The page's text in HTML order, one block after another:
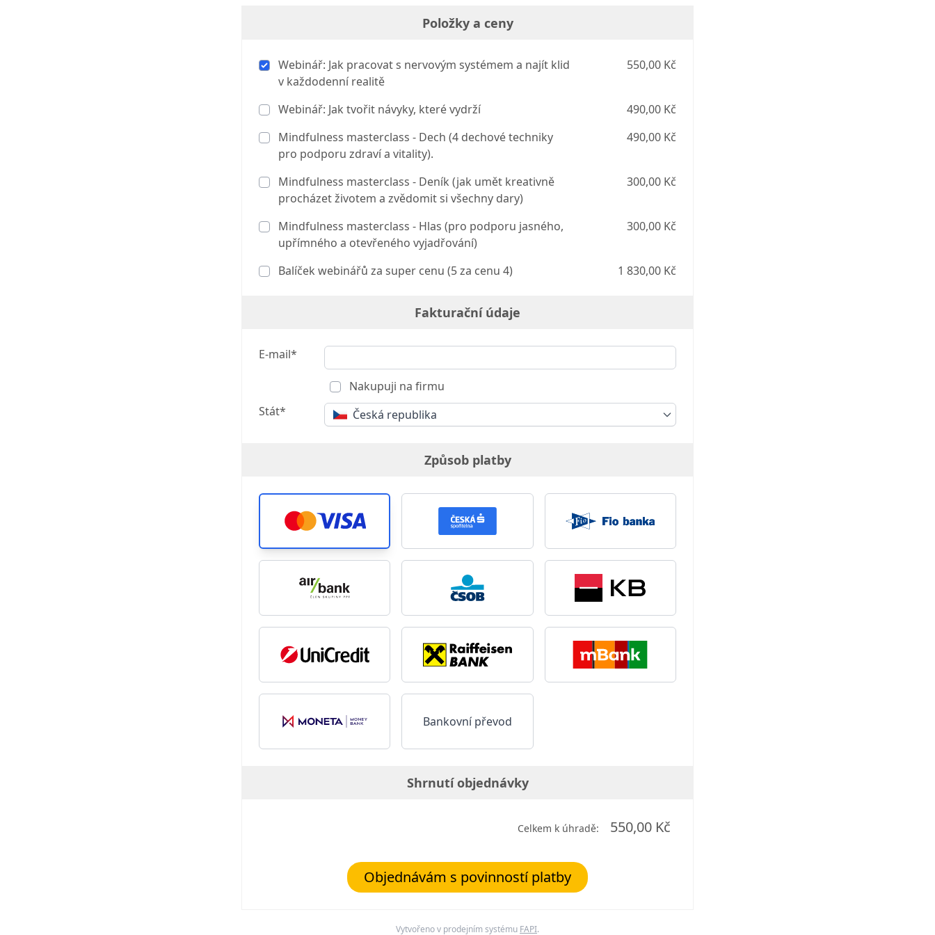
Položky a ceny
Webinář: Jak pracovat s nervovým systémem a najít klid
v každodenní realitě
550,00 Kč
Webinář: Jak tvořit návyky, které vydrží
490,00 Kč
Mindfulness masterclass - Dech (4 dechové techniky
pro podporu zdraví a vitality).
490,00 Kč
Mindfulness masterclass - Deník (jak umět kreativně
procházet životem a zvědomit si všechny dary)
300,00 Kč
Mindfulness masterclass - Hlas (pro podporu jasného,
upřímného a otevřeného vyjadřování)
300,00 Kč
Balíček webinářů za super cenu (5 za cenu 4) 1 830,00 Kč
Fakturační údaje
E-mail*
Nakupuji na firmu
Stát*
Česká republika
Způsob platby
Bankovní převod
Shrnutí objednávky
Celkem k úhradě: 550,00 Kč
Objednávám s povinností platby
Vytvořeno v prodejním systému FAPI.